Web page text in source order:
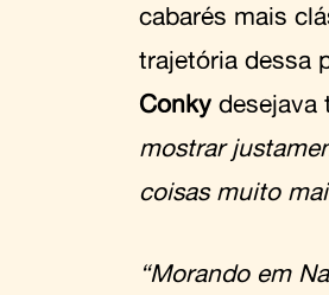
cabarés mais
trajetória dessa
Conky desejava
mostrar
coisas muito
“Morando em